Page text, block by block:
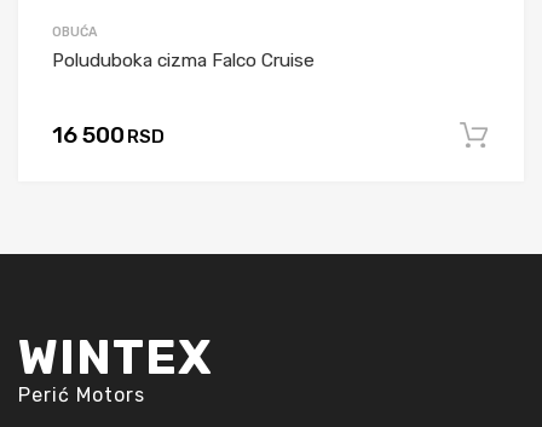
OBUĆA
Poluduboka cizma Falco Cruise
16 500RSD
WINTEX
Perić Motors